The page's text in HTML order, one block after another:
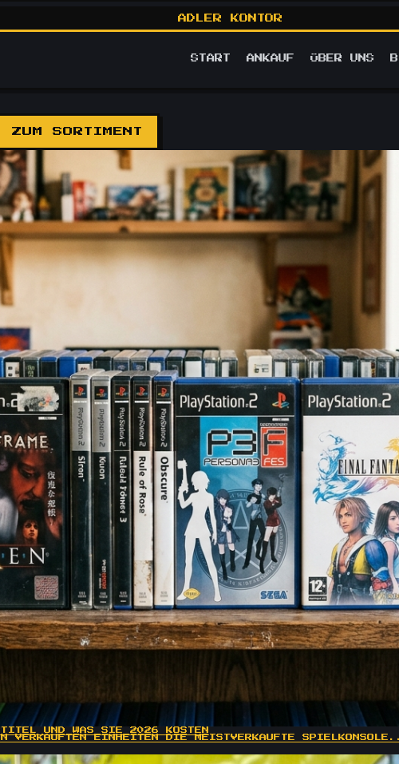
ADLER KONTOR
START ANKAUF ÜBER UNS
ZUM SORTIMENT
UND WAS SIE 2026 KOSTEN
EINHEITEN DIE MEISTVERKAUFTE